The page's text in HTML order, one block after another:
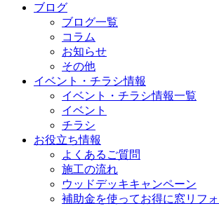
ブログ
ブログ一覧
コラム
お知らせ
その他
イベント・チラシ情報
イベント・チラシ情報一覧
イベント
チラシ
お役立ち情報
よくあるご質問
施工の流れ
ウッドデッキキャンペーン
補助金を使ってお得に窓リフォ